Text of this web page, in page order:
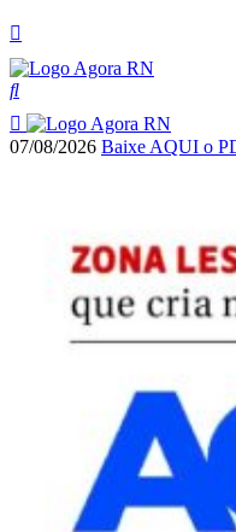
07/08/2026 Baixe AQUI o